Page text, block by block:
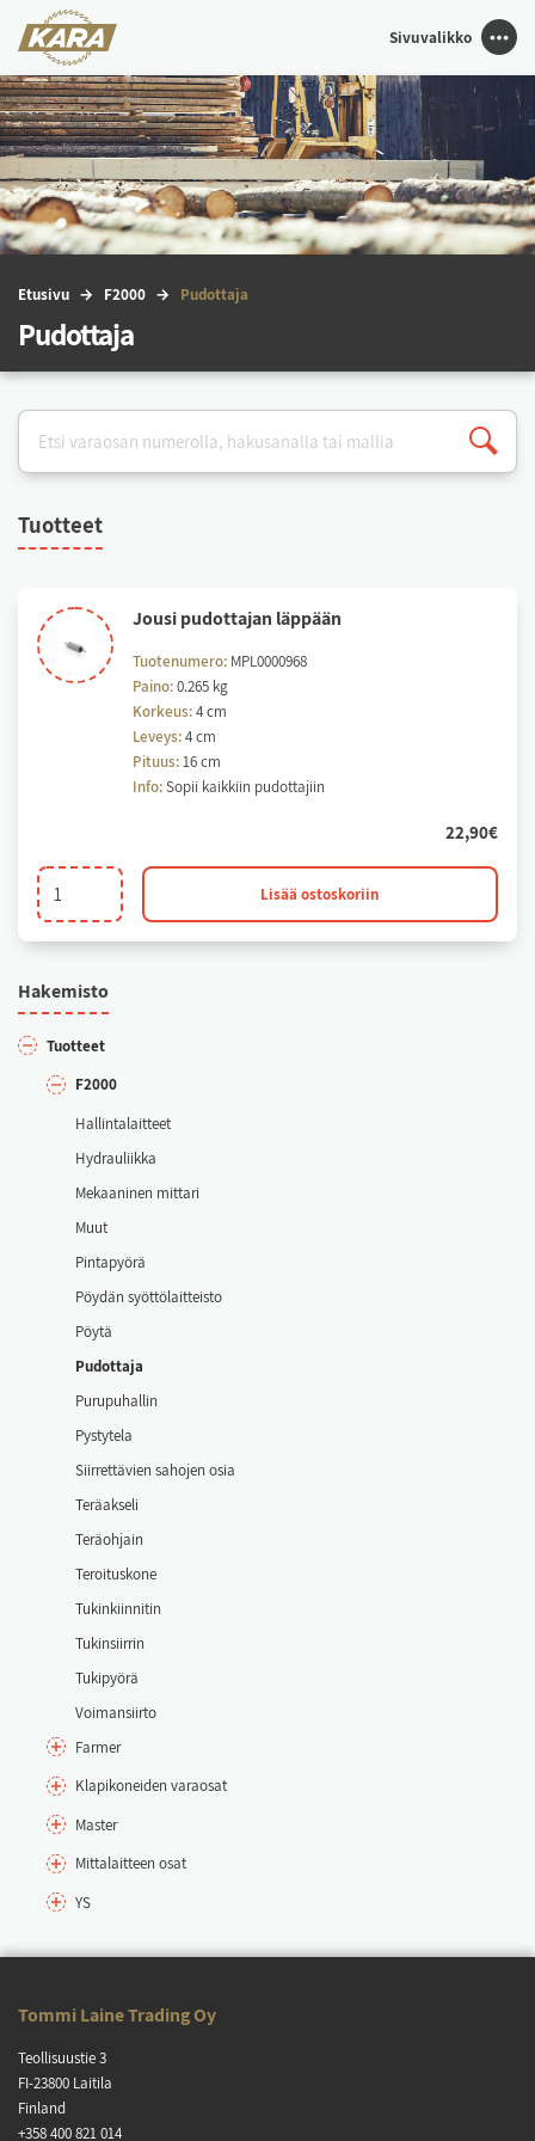
Sivuvalikko
Etu­si­vu F2000 Pu­dot­ta­ja
Pudottaja
Ha­ke­mis­to
Tuot­teet
F2000
Hal­lin­ta­lait­teet
Hyd­rau­liik­ka
Me­kaa­ni­nen mit­ta­ri
Muut
Pin­ta­pyö­rä
Pöy­dän syöt­tö­lait­teis­to
Pöy­tä
Pu­dot­ta­ja
Pu­ru­pu­hal­lin
Pys­ty­te­la
Siir­ret­tä­vien sa­ho­jen osia
Te­räak­se­li
Te­räoh­jain
Te­roi­tus­ko­ne
Tu­kin­kiin­ni­tin
Tu­kin­siir­rin
Tu­ki­pyö­rä
Voi­man­siir­to
Far­mer
Kla­pi­ko­nei­den va­rao­sat
Mas­ter
Mit­ta­lait­teen osat
YS
Tuot­teet
Jou­si pu­dot­ta­jan läp­pään
Tuotenumero: MPL0000968
Paino:0.265 kg
Korkeus:4 cm
Leveys:4 cm
Pituus:16 cm
Info:Sopii kaikkiin pudottajiin
22,90€
Jousi
pudottajan
Lisää ostoskoriin
Tom­mi Lai­ne Tra­ding Oy
Teol­li­suus­tie 3
FI-23800 Lai­ti­la
Fin­land
+358 400 821 014